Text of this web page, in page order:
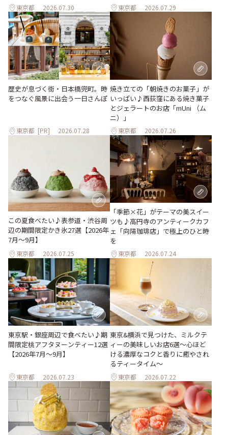
東京都 2026.07.30 東京都 2026.07.29
歴史が息づく街・日本橋兜町。時
をつなぐ風景に出会う一日さんぽ
東京都 [PR] 2026.07.28
焼き立ての「朝焼きのお菓子」が
いっぱい♪西荻窪にある焼き菓子
とジェラートのお店「mUni （ム
ニ）」
東京都 2026.07.26
この夏食べたい♪表参道・渋谷周
辺の期間限定かき氷27選【2026年
7月～9月】
東京都 2026.07.25
「季節×花」がテーマの美スイー
ツも♪高円寺のアンティークカフ
ェ「向陽珈琲店」で極上のひと時
を
東京都 2026.07.24
東京駅・銀座周辺で食べたい♪期
間限定桃アフタヌーンティー12選
【2026年7月～9月】
東京都 2026.07.23
東京&横浜で見つけた、ミルクテ
ィーの美味しいお店6選～心ほど
ける濃厚なコクと香りに癒やされ
るティータイム～
東京都 2026.07.22